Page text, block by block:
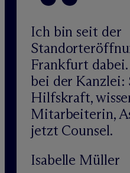
Ich bin seit der
Frankfurt
bei der Kanzlei:
Hilfskraft,
Mitarbeiterin,
jetzt Counsel.
Isabelle Müller